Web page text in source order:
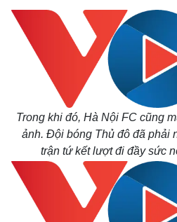
Trong khi đó, Hà Nội FC cũng
ảnh. Đội bóng Thủ đô đã phải
trận tứ kết lượt đi đầy sức